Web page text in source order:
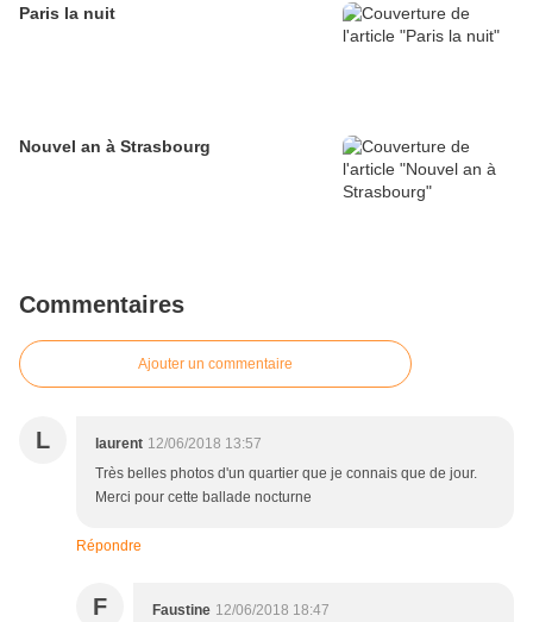
Paris la nuit
Nouvel an à Strasbourg
Commentaires
Ajouter un commentaire
L laurent 12/06/2018 13:57
Très belles photos d'un quartier que je connais que de jour.
Merci pour cette ballade nocturne
Répondre
F Faustine 12/06/2018 18:47